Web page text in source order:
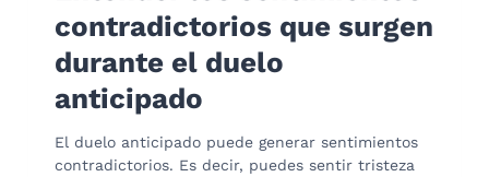
contradictorios que surgen
durante el duelo
anticipado
El duelo anticipado puede generar sentimientos
contradictorios. Es decir, puedes sentir tristeza